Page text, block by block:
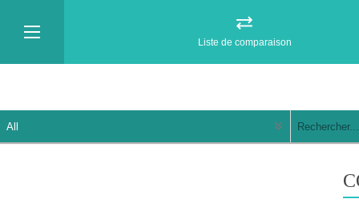
Liste de comparaison